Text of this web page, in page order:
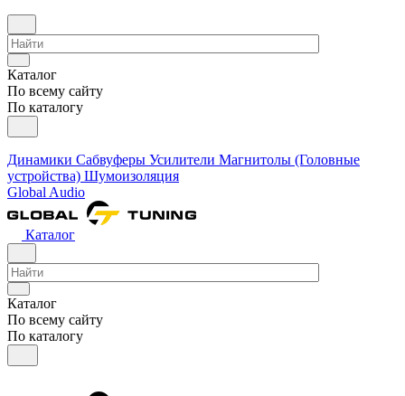
Каталог
По всему сайту
По каталогу
Динамики Сабвуферы Усилители Магнитолы (Головные
устройства) Шумоизоляция
Global Audio
Каталог
Каталог
По всему сайту
По каталогу